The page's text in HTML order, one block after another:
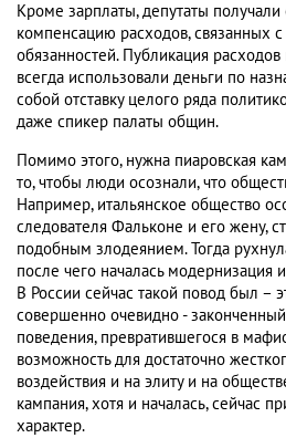
Кроме зарплаты, депутаты получали
компенсацию расходов, связанных
обязанностей. Публикация расходов
всегда использовали деньги по
собой отставку целого ряда
даже спикер палаты общин.
Помимо этого, нужна пиаровская
то, чтобы люди осознали, что
Например, итальянское общество
следователя Фальконе и его жену,
подобным злодеянием. Тогда
после чего началась модернизация
В России сейчас такой повод был –
совершенно очевидно -
поведения, превратившегося в
возможность для достаточно
воздействия и на элиту и на
кампания, хотя и началась, сейчас
характер.